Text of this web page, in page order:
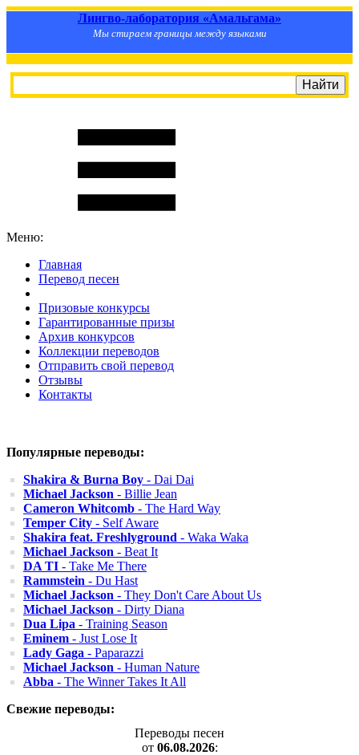
Лингво-лаборатория «Амальгама»
Мы стираем границы между языками
Меню:
Главная
Перевод песен
Призовые конкурсы
Гарантированные призы
Архив конкурсов
Коллекции переводов
Отправить свой перевод
Отзывы
Контакты
Популярные переводы:
Shakira & Burna Boy - Dai Dai
Michael Jackson - Billie Jean
Cameron Whitcomb - The Hard Way
Temper City - Self Aware
Shakira feat. Freshlyground - Waka Waka
Michael Jackson - Beat It
DA TI - Take Me There
Rammstein - Du Hast
Michael Jackson - They Don't Care About Us
Michael Jackson - Dirty Diana
Dua Lipa - Training Season
Eminem - Just Lose It
Lady Gaga - Paparazzi
Michael Jackson - Human Nature
Abba - The Winner Takes It All
Свежие переводы:
Переводы песен
от 06.08.2026: